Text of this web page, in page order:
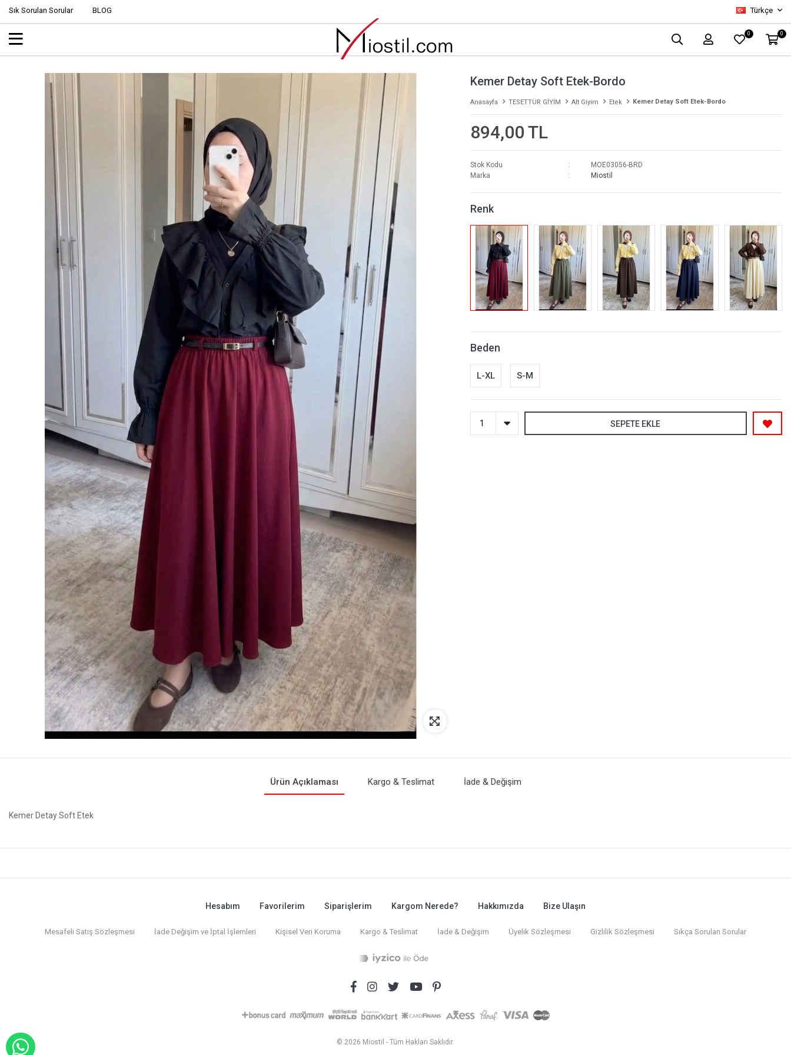
Sık Sorulan Sorular BLOG Türkçe
0 0
Kemer Detay Soft Etek-Bordo
Anasayfa TESETTÜR GİYİM Alt Giyim Etek Kemer Detay Soft Etek-Bordo
894,00 TL
Stok Kodu
MOE03056-BRD
Marka
Miostil
Renk
Beden
L-XL S-M
SEPETE EKLE
Ürün Açıklaması Kargo & Teslimat İade & Değişim
Kemer Detay Soft Etek
Hesabım Favorilerim Siparişlerim Kargom Nerede? Hakkımızda Bize Ulaşın
Mesafeli Satış Sözleşmesi İade Değişim ve İptal İşlemleri Kişisel Veri Koruma Kargo & Teslimat İade & Değişim Üyelik Sözleşmesi Gizlilik Sözleşmesi Sıkça Sorulan Sorular
© 2026 Miostil - Tüm Hakları Saklıdır.